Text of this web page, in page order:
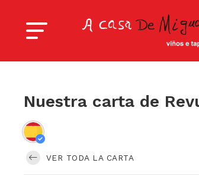
Nuestra carta de
VER TODA LA CARTA